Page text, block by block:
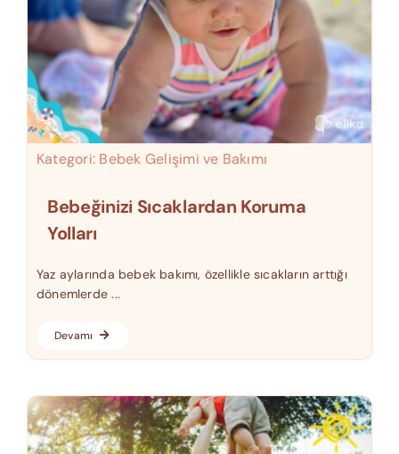
Kategori: Bebek Gelişimi ve Bakımı
Bebeğinizi Sıcaklardan Koruma
Yolları
Yaz aylarında bebek bakımı, özellikle sıcakların arttığı
dönemlerde ...
Devamı